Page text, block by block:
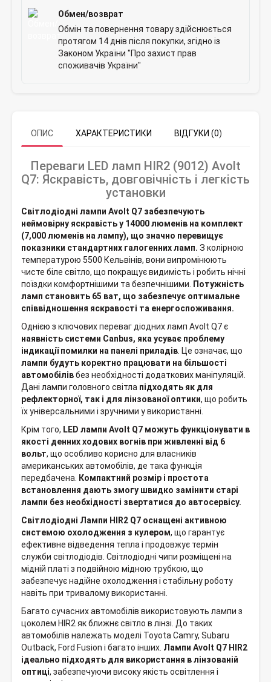
Обмен/возврат
Обмін та повернення товару здійснюється
протягом 14 днів після покупки, згідно із
Законом України "Про захист прав
споживачів України"
ОПИС ХАРАКТЕРИСТИКИ ВІДГУКИ (0)
Переваги LED ламп HIR2 (9012) Avolt
Q7: Яскравість, довговічність і легкість
установки
Світлодіодні лампи Avolt Q7 забезпечують
неймовірну яскравість у 14000 люменів на комплект
(7,000 люменів на лампу), що значно перевищує
показники стандартних галогенних ламп. З колірною
температурою 5500 Кельвінів, вони випромінюють
чисте біле світло, що покращує видимість і робить нічні
поїздки комфортнішими та безпечнішими.
Потужність
ламп становить 65 ват, що забезпечує оптимальне
співвідношення яскравості та енергоспоживання.
Однією з ключових переваг діодних ламп Avolt Q7 є
наявність системи Canbus, яка усуває проблему
індикації помилки на панелі приладів . Це означає, що
лампи будуть коректно працювати на більшості
автомобілівбез необхідності додаткових маніпуляцій.
Дані лампи головного світла підходять як для
рефлекторної, так і для лінзованої оптики, що робить
їх універсальними і зручними у використанні.
Крім того, LED лампи Avolt Q7 можуть функціонувати в
якості денних ходових вогнів при живленні від 6
вольт, що особливо корисно для власників
американських автомобілів, де така функція
передбачена.
Компактний розмір і простота
встановлення дають змогу швидко замінити старі
лампи без необхідності звертатися до автосервісу.
Світлодіодні Лампи HIR2 Q7 оснащені активною
системою охолодження з кулером, що гарантує
ефективне відведення тепла і продовжує термін
служби світлодіодів. Світлодіодні чипи розміщені на
мідній платі з подвійною мідною трубкою, що
забезпечує надійне охолодження і стабільну роботу
навіть при тривалому використанні.
Багато сучасних автомобілів використовують лампи з
цоколем HIR2 як ближнє світло в лінзі. До таких
автомобілів належать моделі Toyota Camry, Subaru
Outback, Ford Fusion і багато інших. Лампи Avolt Q7 HIR2
ідеально підходять для використання в лінзованій
оптиці, забезпечуючи високу якість освітлення і